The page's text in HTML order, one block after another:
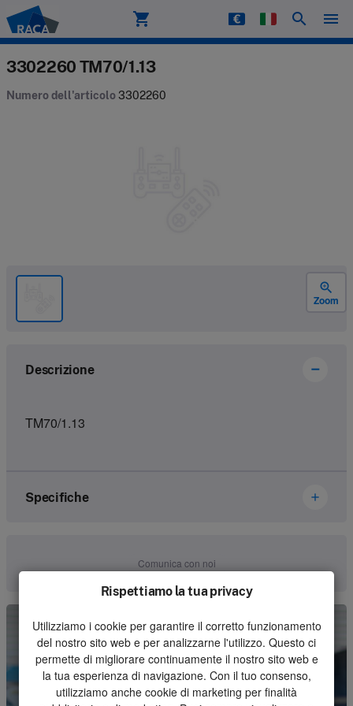
Raca shopping_cart search menu
3302260 TM70/1.13
Numero dell'articolo3302260
zoom_in
Zoom
Descrizione
TM70/1.13
Specifiche
Numero dell'articolo
3302260
Unità
Pezzo
Quantità minima d'ordine
1
Comunica con noi
Rispettiamo la tua privacy
Utilizziamo i cookie per garantire il corretto funzionamento
del nostro sito web e per analizzarne l'utilizzo. Questo ci
permette di migliorare continuamente il nostro sito web e
la tua esperienza di navigazione. Con il tuo consenso,
utilizziamo anche cookie di marketing per finalità